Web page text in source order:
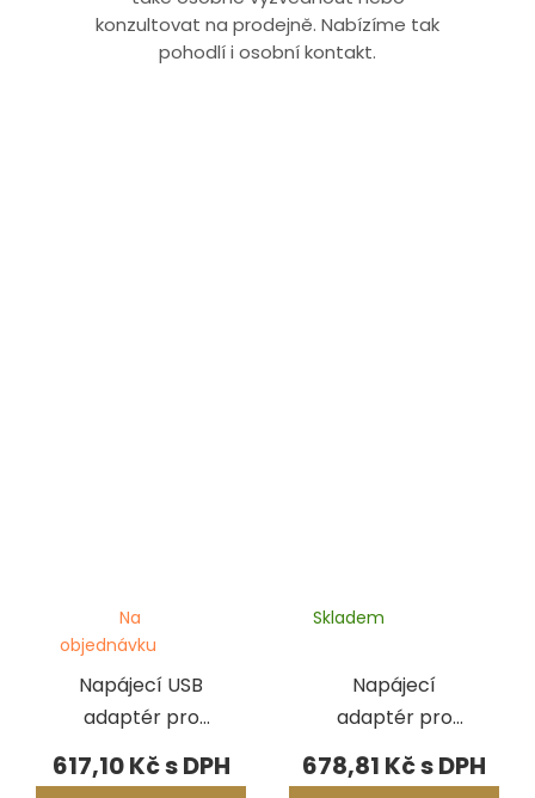
konzultovat na prodejně. Nabízíme tak
pohodlí i osobní kontakt.
Napájecí USB
adaptér pro
testery
Presidium
Na
objednávku
617,10 Kč
Napájecí
adaptér pro
testery
Presidium
Skladem
678,81 Kč